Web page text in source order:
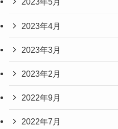
2023年4月
2023年3月
2023年2月
2022年9月
2022年7月